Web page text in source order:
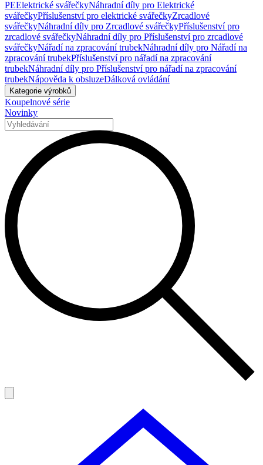
PEElektrické svářečkyNáhradní díly pro Elektrické
svářečkyPříslušenství pro elektrické svářečkyZrcadlové
svářečkyNáhradní díly pro Zrcadlové svářečkyPříslušenství pro
zrcadlové svářečkyNáhradní díly pro Příslušenství pro zrcadlové
svářečkyNářadí na zpracování trubekNáhradní díly pro Nářadí na
zpracování trubekPříslušenství pro nářadí na zpracování
trubekNáhradní díly pro Příslušenství pro nářadí na zpracování
trubekNápověda k obsluzeDálková ovládání
Kategorie výrobků
Koupelnové série
Novinky